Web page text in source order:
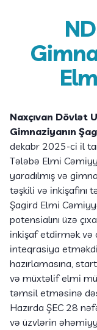
Naxçıvan Dövlət
Gimnaziyanın
dekabr 2025-ci il
Tələbə Elmi
yaradılmış və
təşkili və inkişafını
Şagird Elmi
potensialını üzə
inkişaf etdirmək və
inteqrasiya
hazırlamasına,
və müxtəlif elmi
təmsil etməsinə
Hazırda ŞEC 28
və üzvlərin